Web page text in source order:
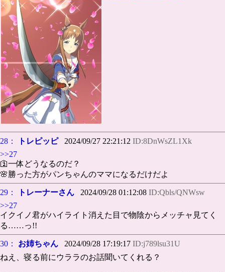
28： トレピッピ2024/09/27 22:21:12 ID:8DnWsZL1Xk
>>27
🛐一体どうなるのだ？
🌸勝った方がパンちゃんのママになるだけだよ
29： トレーナーさん 2024/09/28 01:12:08 ID:Qbls/QNWsw
>>27
イクイノ君がハイライト消えた目で物陰からメッチャ見てく
る……っ!!
30： お姉ちゃん 2024/09/28 17:19:17 ID:j789lsu31U
ねえ、寝る前にウララのお話聞いてくれる？